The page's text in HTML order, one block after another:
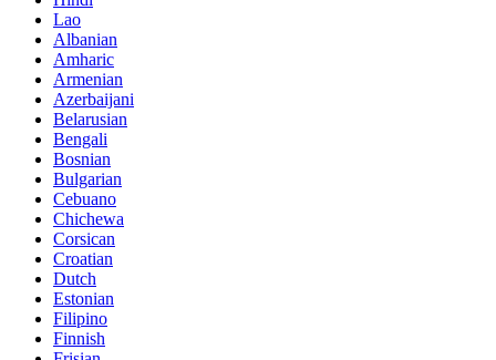
Lao
Albanian
Amharic
Armenian
Azerbaijani
Belarusian
Bengali
Bosnian
Bulgarian
Cebuano
Chichewa
Corsican
Croatian
Dutch
Estonian
Filipino
Finnish